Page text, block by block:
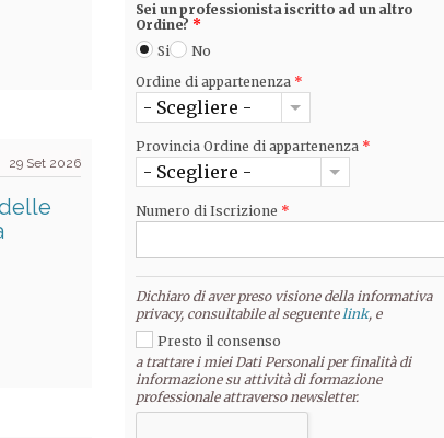
29 Set 2026
Sei un professionista iscritto ad un altro
Ordine? *
Si
No
Ordine di appartenenza *
- Scegliere -
Provincia Ordine di appartenenza *
- Scegliere -
Numero di Iscrizione *
Dichiaro di aver preso visione della informativa
privacy, consultabile al seguentelink, e
Presto il consenso
a trattare i miei Dati Personali per finalità di
informazione su attività di formazione
professionale attraverso newsletter.